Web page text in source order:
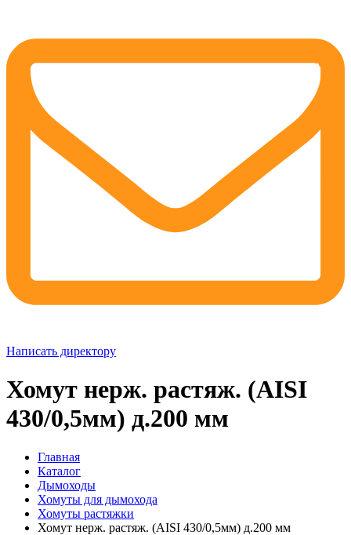
Написать директору
Хомут нерж. растяж. (AISI
430/0,5мм) д.200 мм
Главная
Каталог
Дымоходы
Хомуты для дымохода
Хомуты растяжки
Хомут нерж. растяж. (AISI 430/0,5мм) д.200 мм